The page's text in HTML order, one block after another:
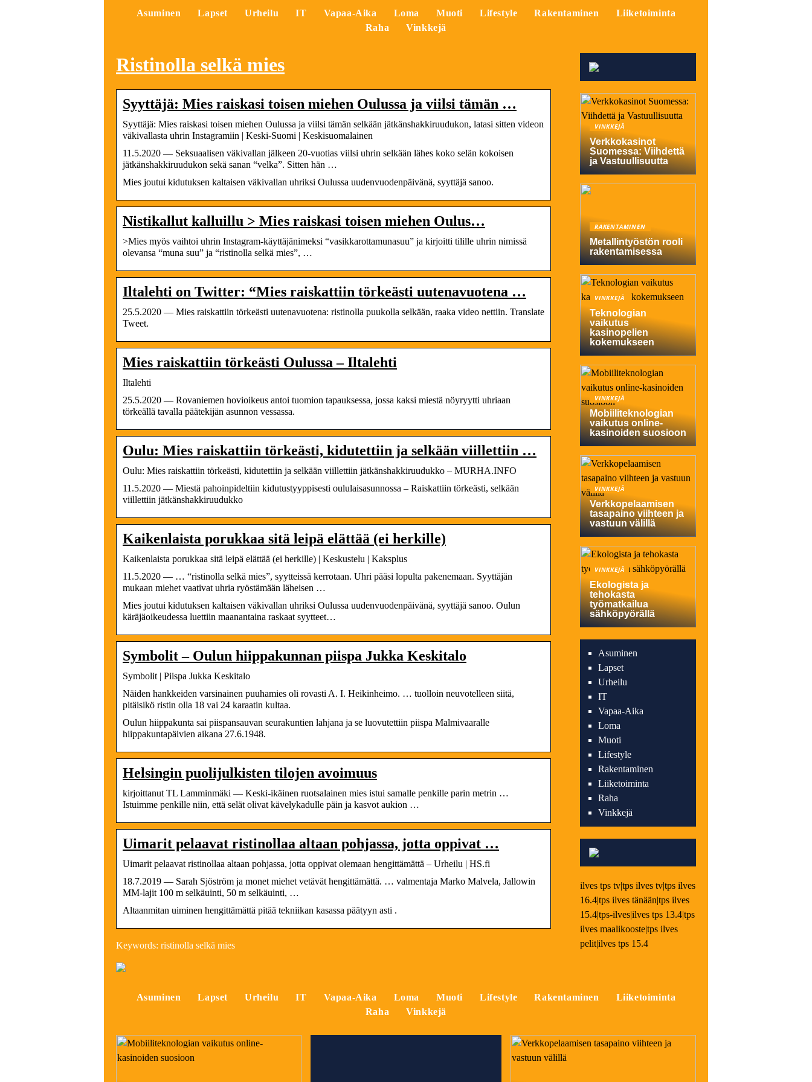
Asuminen Lapset Urheilu IT Vapaa-Aika Loma Muoti Lifestyle Rakentaminen
Liiketoiminta
Raha
Vinkkejä
Ristinolla selkä mies
Syyttäjä: Mies raiskasi toisen miehen Oulussa ja viilsi tämän …
Syyttäjä: Mies raiskasi toisen miehen Oulussa ja viilsi tämän selkään jätkänshakkiruudukon, latasi sitten videon
väkivallasta uhrin Instagramiin | Keski-Suomi | Keskisuomalainen
11.5.2020 — Seksuaalisen väkivallan jälkeen 20-vuotias viilsi uhrin selkään lähes koko selän kokoisen
jätkänshakkiruudukon sekä sanan “velka”. Sitten hän …
Mies joutui kidutuksen kaltaisen väkivallan uhriksi Oulussa uudenvuodenpäivänä, syyttäjä sanoo.
Nistikallut kalluillu > Mies raiskasi toisen miehen Oulus…
>Mies myös vaihtoi uhrin Instagram-käyttäjänimeksi “vasikkarottamunasuu” ja kirjoitti tilille uhrin nimissä
olevansa “muna suu” ja “ristinolla selkä mies”, …
Iltalehti on Twitter: “Mies raiskattiin törkeästi uutenavuotena …
25.5.2020 — Mies raiskattiin törkeästi uutenavuotena: ristinolla puukolla selkään, raaka video nettiin. Translate
Tweet.
Mies raiskattiin törkeästi Oulussa – Iltalehti
Iltalehti
25.5.2020 — Rovaniemen hovioikeus antoi tuomion tapauksessa, jossa kaksi miestä nöyryytti uhriaan
törkeällä tavalla päätekijän asunnon vessassa.
Oulu: Mies raiskattiin törkeästi, kidutettiin ja selkään viillettiin …
Oulu: Mies raiskattiin törkeästi, kidutettiin ja selkään viillettiin jät­käns­hak­ki­ruu­duk­ko – MURHA.INFO
11.5.2020 — Miestä pahoinpideltiin kidutustyyppisesti oululaisasunnossa – Raiskattiin törkeästi, selkään
viillettiin jätkänshakkiruudukko
Kaikenlaista porukkaa sitä leipä elättää (ei herkille)
Kaikenlaista porukkaa sitä leipä elättää (ei herkille) | Keskustelu | Kaksplus
11.5.2020 — … “ristinolla selkä mies”, syytteissä kerrotaan. Uhri pääsi lopulta pakenemaan. Syyttäjän
mukaan miehet vaativat uhria ryöstämään läheisen …
Mies joutui kidutuksen kaltaisen väkivallan uhriksi Oulussa uudenvuodenpäivänä, syyttäjä sanoo. Oulun
käräjäoikeudessa luettiin maanantaina raskaat syytteet…
Symbolit – Oulun hiippakunnan piispa Jukka Keskitalo
Symbolit | Piispa Jukka Keskitalo
Näiden hankkeiden varsinainen puuhamies oli rovasti A. I. Heikinheimo. … tuolloin neuvotelleen siitä,
pitäisikö ristin olla 18 vai 24 karaatin kultaa.
Oulun hiippakunta sai piispansauvan seurakuntien lahjana ja se luovutettiin piispa Malmivaaralle
hiippakuntapäivien aikana 27.6.1948.
Helsingin puolijulkisten tilojen avoimuus
kirjoittanut TL Lamminmäki — Keski-ikäinen ruotsalainen mies istui samalle penkille parin metrin …
Istuimme penkille niin, että selät olivat kävelykadulle päin ja kasvot aukion …
Uimarit pelaavat ristinollaa altaan pohjassa, jotta oppivat …
Uimarit pelaavat ristinollaa altaan pohjassa, jotta oppivat olemaan hengittämättä – Urheilu | HS.fi
18.7.2019 — Sarah Sjöström ja monet miehet vetävät hengittämättä. … valmentaja Marko Malvela, Jallowin
MM-lajit 100 m selkäuinti, 50 m selkäuinti, …
Altaanmitan uiminen hengittämättä pitää tekniikan kasassa päätyyn asti .
Keywords: ristinolla selkä mies
VINKKEJÄ
Verkkokasinot
Suomessa: Viihdettä
ja Vastuullisuutta
RAKENTAMINEN
Metallintyöstön rooli
rakentamisessa
VINKKEJÄ
Teknologian
vaikutus
kasinopelien
kokemukseen
VINKKEJÄ
Mobiiliteknologian
vaikutus online-
kasinoiden suosioon
VINKKEJÄ
Verkkopelaamisen
tasapaino viihteen ja
vastuun välillä
VINKKEJÄ
Ekologista ja
tehokasta
työmatkailua
sähköpyörällä
Asuminen
Lapset
Urheilu
IT
Vapaa-Aika
Loma
Muoti
Lifestyle
Rakentaminen
Liiketoiminta
Raha
Vinkkejä
ilves tps tv|tps ilves tv|tps ilves
16.4|tps ilves tänään|tps ilves
15.4|tps-ilves|ilves tps 13.4|tps
ilves maalikooste|tps ilves
pelit|ilves tps 15.4
Asuminen Lapset Urheilu IT Vapaa-Aika Loma Muoti Lifestyle Rakentaminen
Liiketoiminta
Raha
Vinkkejä